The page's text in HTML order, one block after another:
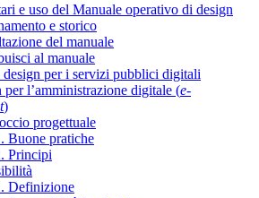
e uso del Manuale operativo di design
e storico
del manuale
al manuale
per i servizi pubblici digitali
per l’amministrazione digitale (e-
)
progettuale
Buone pratiche
Principi
Definizione